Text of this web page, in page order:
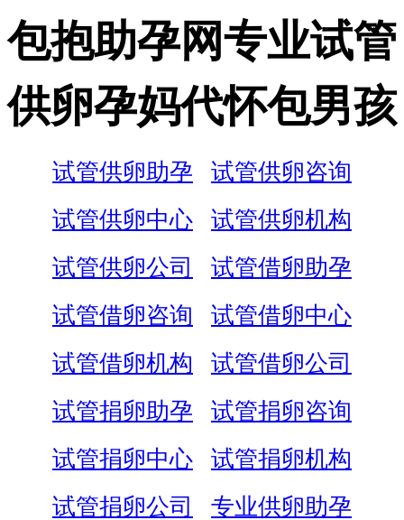
包抱助孕网专业试管
供卵孕妈代怀包男孩
试管供卵助孕
试管供卵咨询
试管供卵中心
试管供卵机构
试管供卵公司
试管借卵助孕
试管借卵咨询
试管借卵中心
试管借卵机构
试管借卵公司
试管捐卵助孕
试管捐卵咨询
试管捐卵中心
试管捐卵机构
试管捐卵公司
专业供卵助孕